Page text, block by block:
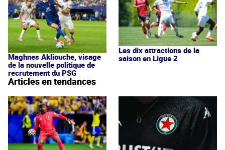
Maghnes Akliouche, visage
de la nouvelle politique de
recrutement du PSG
Les dix attractions de la
saison en Ligue 2
Articles en tendances